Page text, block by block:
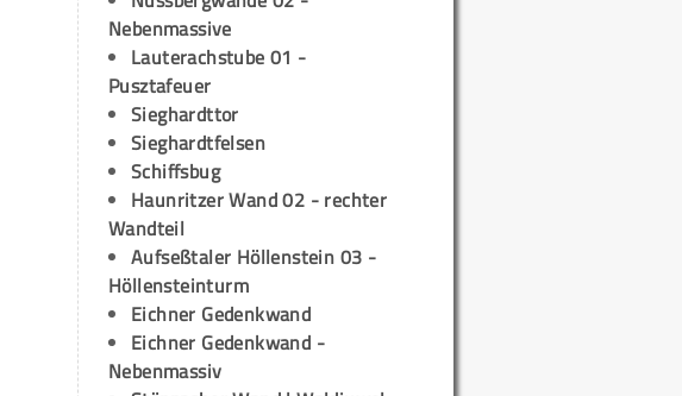
Nebenmassive
Lauterachstube 01 -
Pusztafeuer
Sieghardttor
Sieghardtfelsen
Schiffsbug
Haunritzer Wand 02 - rechter
Wandteil
Aufseßtaler Höllenstein 03 -
Höllensteinturm
Eichner Gedenkwand
Eichner Gedenkwand -
Nebenmassiv